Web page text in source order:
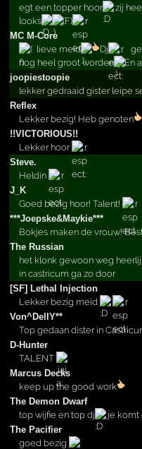
egt een topper hoor zij
looks
(F)
MC M-Core
lieve meid Dj
nog heel groot worden
En
joopie­stoopi­e
lekker gedraaid gister leipe
Reflex
Lekker bezig! Heb genoten
!!­VICTOR­IOUS!!­
Lekker hoor
Steve.
Heldin
J_K
Goed bezig hoor! Talent!
***­Joepske&­Maykie***­
Bokjes maken de vrouw!
The Russian
het klonk gewoon weg
in castricum ga zo door
[SF] Lethal Injection
Lekker bezig meid
Von^DellY**
Top gedaan dister in
D-Hunter
TALENT
Marcus Decks
keep up the good work
The Demon Dwarf
top wijfie en top dj
je komt
The Pacifier
goed bezig